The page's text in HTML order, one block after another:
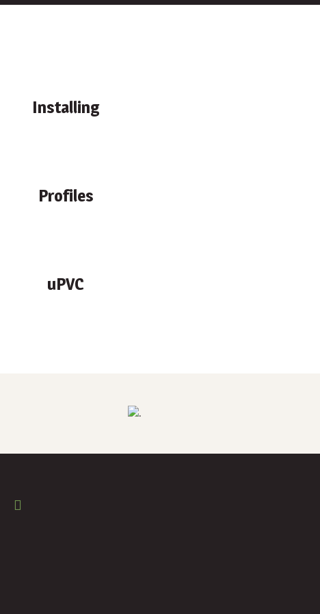
Installing
Profiles
uPVC